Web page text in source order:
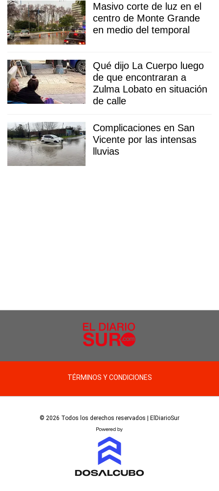
Masivo corte de luz en el
centro de Monte Grande
en medio del temporal
Qué dijo La Cuerpo luego
de que encontraran a
Zulma Lobato en situación
de calle
Complicaciones en San
Vicente por las intensas
lluvias
TÉRMINOS Y CONDICIONES
© 2026 Todos los derechos reservados | ElDiarioSur